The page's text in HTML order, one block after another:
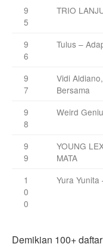
9
5
TRIO
9
6
Tulus –
9
7
Vidi
Bersama
9
8
Weird
9
9
YOUNG
MATA
1
0
0
Yura Yunita
Demikian 100+